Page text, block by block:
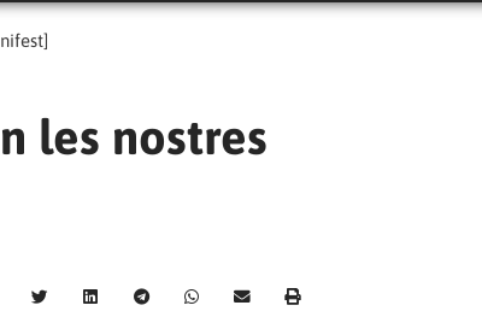
les nostres